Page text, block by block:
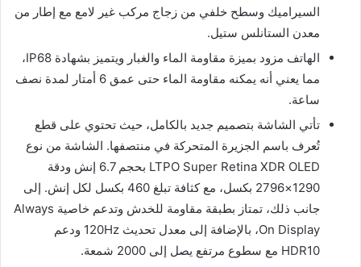
السيراميك وسطح خلفي من زجاج مركب غير لامع مع إطار من
معدن الستانلس ستيل.
الهاتف مزود بميزة مقاومة الماء والغبار ويتميز بشهادة IP68،
مما يعني أنه يمكنه مقاومة الماء حتى عمق 6 أمتار لمدة نصف
ساعة.
تأتي الشاشة بتصميم جديد بالكامل، حيث تحتوي على قطع
تُعرف باسم الجزيرة المتحركة في منتصفها. الشاشة من نوع
LTPO Super Retina XDR OLED بحجم 6.7 إنش ودقة
1290×2796 بكسل، مع كثافة تبلغ 460 بكسل لكل إنش. إلى
جانب ذلك، تمتاز بطبقة مقاومة للخدش وتدعم خاصية Always
On Display، بالإضافة إلى معدل تحديث 120Hz ودعم
HDR10 مع سطوع مرتفع يصل إلى 2000 شمعة.